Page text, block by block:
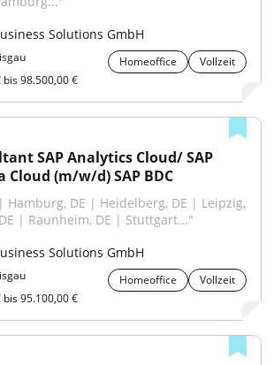
Solutions GmbH
Homeoffice
Vollzeit
bis 98.500,00 €
SAP Analytics Cloud/ SAP
Cloud (m/w/d) SAP BDC
Hamburg, DE | Heidelberg, DE | Leipzig,
| Raunheim, DE | Stuttgart..."
Solutions GmbH
Homeoffice
Vollzeit
bis 95.100,00 €